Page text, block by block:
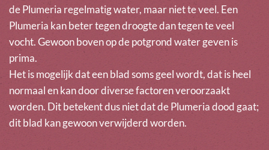
de Plumeria regelmatig water, maar niet te veel. Een
Plumeria kan beter tegen droogte dan tegen te veel
vocht. Gewoon boven op de potgrond water geven is
prima.
Het is mogelijk dat een blad soms geel wordt, dat is heel
normaal en kan door diverse factoren veroorzaakt
worden. Dit betekent dus niet dat de Plumeria dood gaat;
dit blad kan gewoon verwijderd worden.